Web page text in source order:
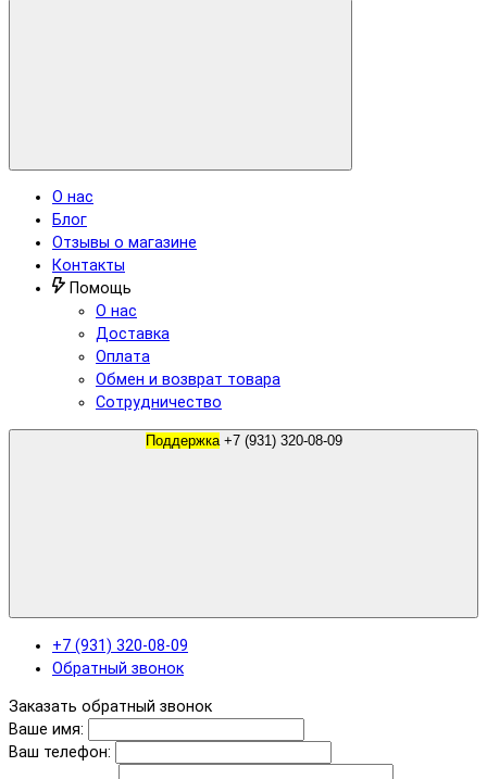
О нас
Блог
Отзывы о магазине
Контакты
Помощь
О нас
Доставка
Оплата
Обмен и возврат товара
Сотрудничество
Поддержка +7 (931) 320-08-09
+7 (931) 320-08-09
Обратный звонок
Заказать обратный звонок
Ваше имя:
Ваш телефон: